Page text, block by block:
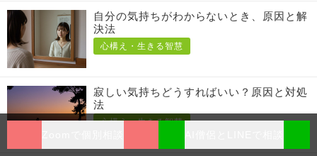
自分の気持ちがわからないとき、原因と解
決法
心構え・生きる智慧
寂しい気持ちどうすればいい？原因と対処
法
心構え・生きる智慧